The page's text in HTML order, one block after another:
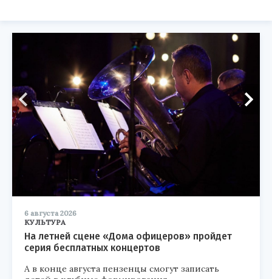
6 августа 2026
КУЛЬТУРА
На летней сцене «Дома офицеров» пройдет
серия бесплатных концертов
А в конце августа пензенцы смогут записать